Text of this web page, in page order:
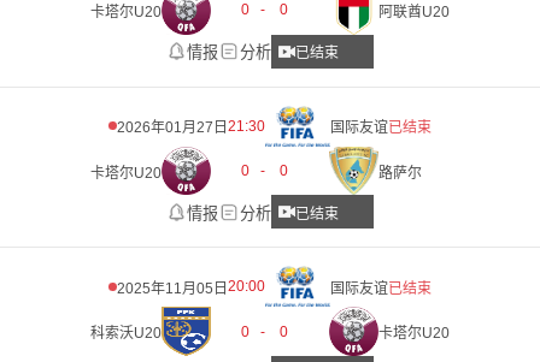
卡塔尔U20 0 - 0 阿联酋U20
情报 分析 已结束
2026年01月27日21:30 国际友谊已结束
卡塔尔U20 0 - 0 路萨尔
情报 分析 已结束
2025年11月05日20:00 国际友谊已结束
科索沃U20 0 - 0 卡塔尔U20